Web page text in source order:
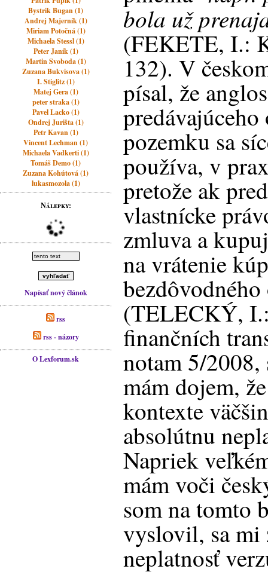
Bystrik Bugan (1)
Andrej Majerník (1)
Miriam Potočná (1)
Michaela Stessl (1)
Peter Janík (1)
Martin Svoboda (1)
Zuzana Bukvisova (1)
I. Stiglitz (1)
Matej Gera (1)
peter straka (1)
Pavel Lacko (1)
Ondrej Jurišta (1)
Petr Kavan (1)
Vincent Lechman (1)
Michaela Vadkerti (1)
Tomáš Demo (1)
Zuzana Kohútová (1)
lukasmozola (1)
Nálepky:
Napísať nový článok
rss
rss - názory
O Lexforum.sk
bola už
(FEKETE, I.:
132). V
písal, že
pozemku sa
používa, v
pretože ak
vlastnícke
zmluva a
na vrátenie
(TELECKÝ,
finančních
notam 5/
mám dojem,
kontexte
absolútnu
Napriek
mám voči
som na tomto
vyslovil, sa mi
neplatnosť